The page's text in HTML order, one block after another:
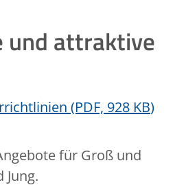
und attraktive
(PDF, 928 KB)
für Groß und
Jung.